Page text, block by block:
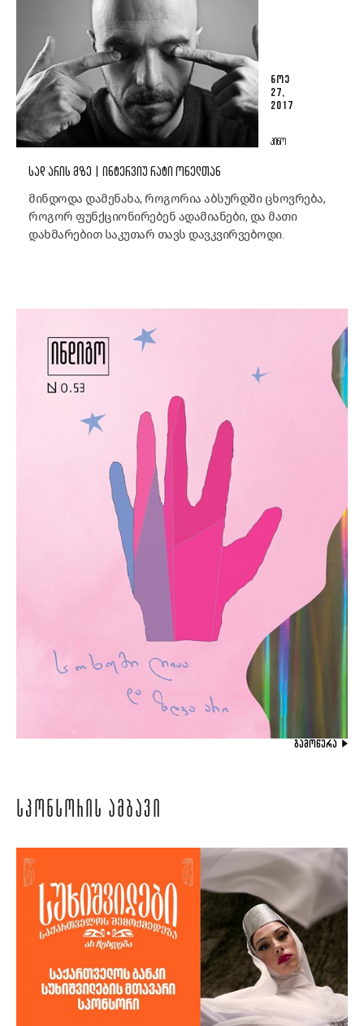
ᲜᲝᲔ
27,
2017
ᲙᲘᲜᲝ
ᲡᲐᲓ ᲐᲠᲘᲡ ᲛᲖᲔ | ᲘᲜᲢᲔᲠᲕᲘᲣ ᲠᲐᲢᲘ ᲝᲜᲔᲚᲗᲐᲜ
მინდოდა დამენახა, როგორია აბსურდში ცხოვრება,
როგორ ფუნქციონირებენ ადამიანები, და მათი
დახმარებით საკუთარ თავს დავკვირვებოდი.
ᲒᲐᲛᲝᲬᲔᲠᲐ
ᲡᲞᲝᲜᲡᲝᲠᲘᲡ ᲐᲛᲑᲐᲕᲘ